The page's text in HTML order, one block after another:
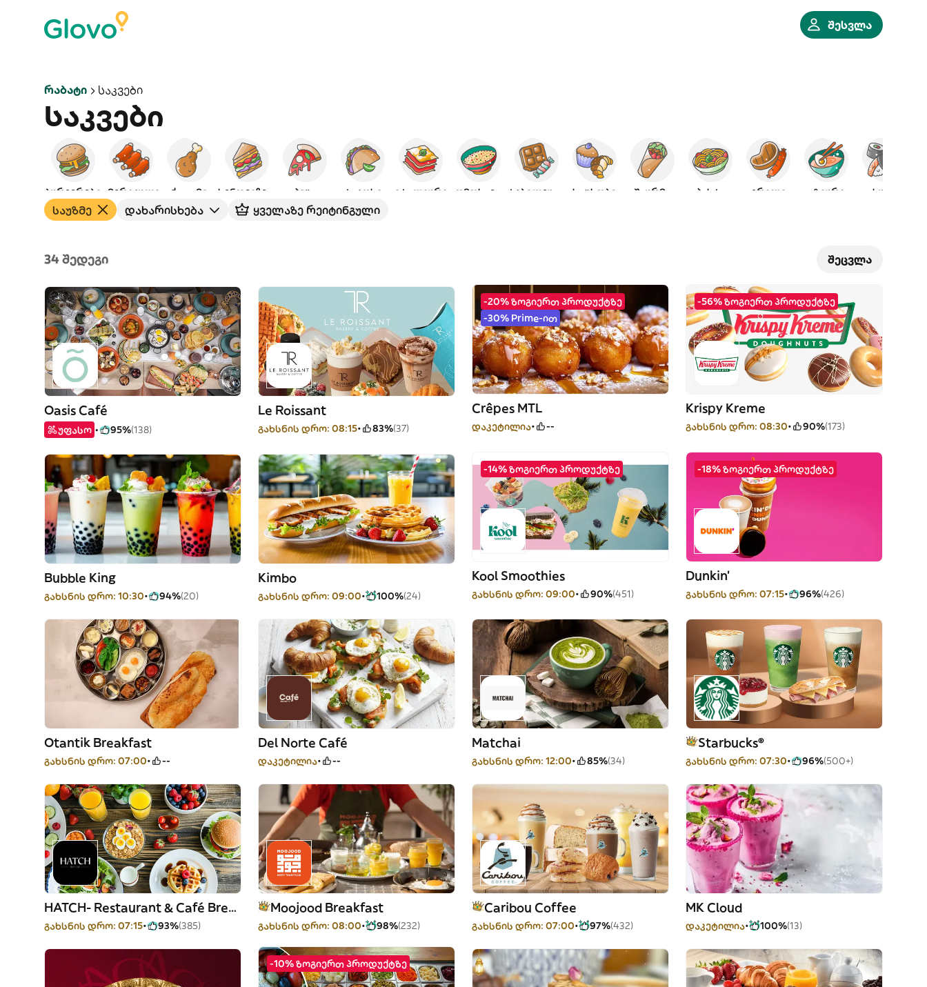
შესვლა
Რაბატი Საკვები
Საკვები
ბურგერები ამერიკული ქათამი პიცა ტაკოსი იტალიური საცხობი შაურმა პასტა გრილი აზიური სუში
საუზმე დახარისხება ყველაზე რეიტინგული
34 შედეგი შეცვლა
Oasis Café
უფასო 95%(138)
Le Roissant
გახსნის დრო: 08:15 83%(37)
-20% ზოგიერთ პროდუქტზე
-30% Prime-ით
Crêpes MTL
დაკეტილია --
-56% ზოგიერთ პროდუქტზე
Krispy Kreme
გახსნის დრო: 08:30 90%(173)
Bubble King
გახსნის დრო: 10:30 94%(20)
Kimbo
გახსნის დრო: 09:00 100%(24)
-14% ზოგიერთ პროდუქტზე
Kool Smoothies
გახსნის დრო: 09:00 90%(451)
-18% ზოგიერთ პროდუქტზე
Dunkin'
გახსნის დრო: 07:15 96%(426)
Otantik Breakfast
გახსნის დრო: 07:00 --
Del Norte Café
დაკეტილია --
Matchai
გახსნის დრო: 12:00 85%(34)
Starbucks®
გახსნის დრო: 07:30 96%(500+)
HATCH- Restaurant & Café Breakfast . Brunch . Coffee
გახსნის დრო: 07:15 93%(385)
Moojood Breakfast
გახსნის დრო: 08:00 98%(232)
Caribou Coffee
გახსნის დრო: 07:00 97%(432)
MK Cloud
დაკეტილია 100%(13)
-10% ზოგიერთ პროდუქტზე